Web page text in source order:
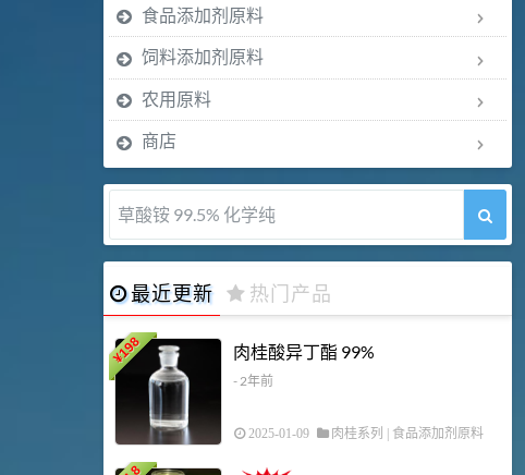
食品添加剂原料
饲料添加剂原料
农用原料
商店
草酸铵 99.5% 化学纯
最近更新 热门产品
¥
198 肉桂酸异丁酯 99%
- 2年前
2025-01-09 肉桂系列 食品添加剂原料